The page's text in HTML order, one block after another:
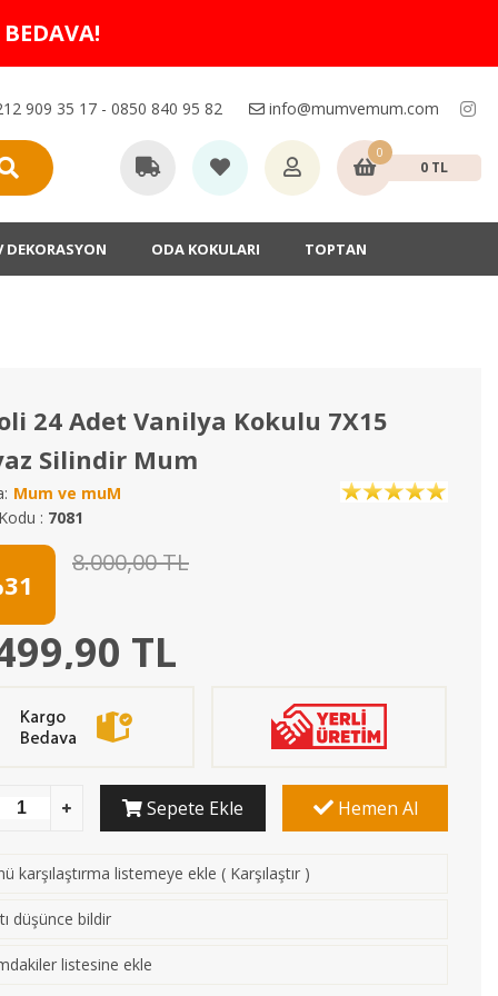
909 35 17 - 0850 840 95 82 info@mumvemum.com
0
0 TL
DEKORASYON ODA KOKULARI TOPTAN
24 Adet Vanilya Kokulu 7X15
Silindir Mum
Mum ve muM
: 7081
8.000,00 TL
TL
Sepete Ekle Hemen Al
karşılaştırma listemeye ekle ( Karşılaştır )
düşünce bildir
listesine ekle